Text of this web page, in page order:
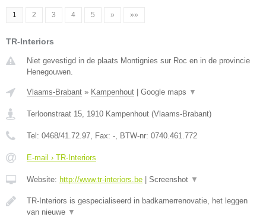
1 2 3 4 5 » »»
TR-Interiors
Niet gevestigd in de plaats Montignies sur Roc en in de provincie
Henegouwen.
Vlaams-Brabant » Kampenhout Google maps ▼
Terloonstraat 15, 1910 Kampenhout (Vlaams-Brabant)
Tel: 0468/41.72.97, Fax: -, BTW-nr: 0740.461.772
E-mail › TR-Interiors
Website: http://www.tr-interiors.be Screenshot ▼
TR-Interiors is gespecialiseerd in badkamerrenovatie, het leggen
van nieuwe ▼